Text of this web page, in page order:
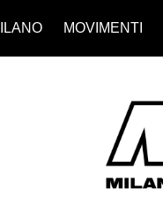
MOVIMENTI